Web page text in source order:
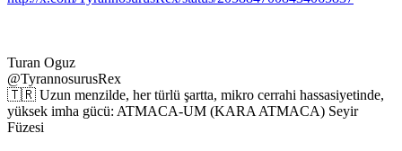
Turan Oguz
@TyrannosurusRex
🇹🇷 Uzun menzilde, her türlü şartta, mikro cerrahi hassasiyetinde,
yüksek imha gücü: ATMACA-UM (KARA ATMACA) Seyir
Füzesi